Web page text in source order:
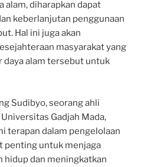
alam, diharapkan dapat
keberlanjutan penggunaan
Hal ini juga akan
masyarakat yang
daya alam tersebut untuk
Sudibyo, seorang ahli
Gadjah Mada,
terapan dalam pengelolaan
penting untuk menjaga
hidup dan meningkatkan